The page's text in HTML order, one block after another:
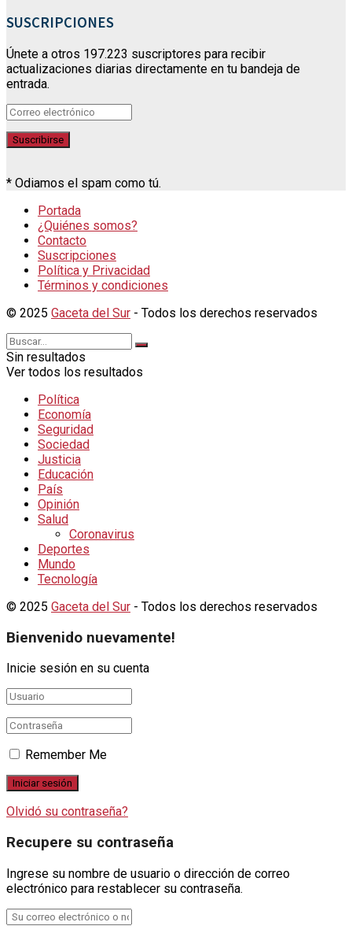
SUSCRIPCIONES
Únete a otros 197.223 suscriptores para recibir
actualizaciones diarias directamente en tu bandeja de
entrada.
* Odiamos el spam como tú.
Portada
¿Quiénes somos?
Contacto
Suscripciones
Política y Privacidad
Términos y condiciones
© 2025 Gaceta del Sur - Todos los derechos reservados
Sin resultados
Ver todos los resultados
Política
Economía
Seguridad
Sociedad
Justicia
Educación
País
Opinión
Salud
Coronavirus
Deportes
Mundo
Tecnología
© 2025 Gaceta del Sur - Todos los derechos reservados
Bienvenido nuevamente!
Inicie sesión en su cuenta
Remember Me
Olvidó su contraseña?
Recupere su contraseña
Ingrese su nombre de usuario o dirección de correo
electrónico para restablecer su contraseña.